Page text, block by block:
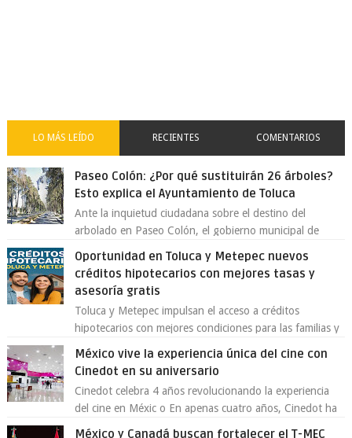
LO MÁS LEÍDO RECIENTES COMENTARIOS
Paseo Colón: ¿Por qué sustituirán 26 árboles?
Esto explica el Ayuntamiento de Toluca
Ante la inquietud ciudadana sobre el destino del
arbolado en Paseo Colón, el gobierno municipal de
Oportunidad en Toluca y Metepec nuevos
créditos hipotecarios con mejores tasas y
asesoría gratis
Toluca y Metepec impulsan el acceso a créditos
hipotecarios con mejores condiciones para las familias y
México vive la experiencia única del cine con
Cinedot en su aniversario
Cinedot celebra 4 años revolucionando la experiencia
del cine en Méxic o En apenas cuatro años, Cinedot ha
México y Canadá buscan fortalecer el T-MEC